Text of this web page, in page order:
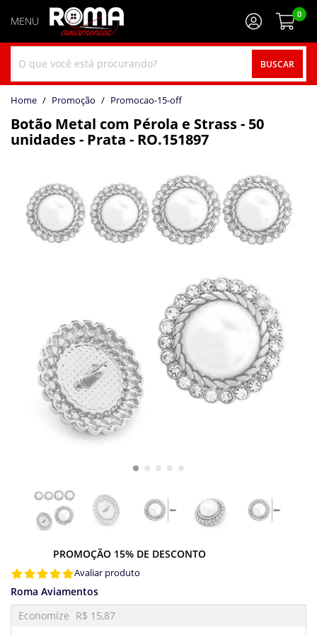
BUSCAR
0
home Promoção promocao-15-off
Botão Metal com Pérola e Strass - 50
unidades - Prata - RO.151897
PROMOÇÃO 15% DE DESCONTO
Avaliar produto
Roma Aviamentos
Economize R$ 15,87